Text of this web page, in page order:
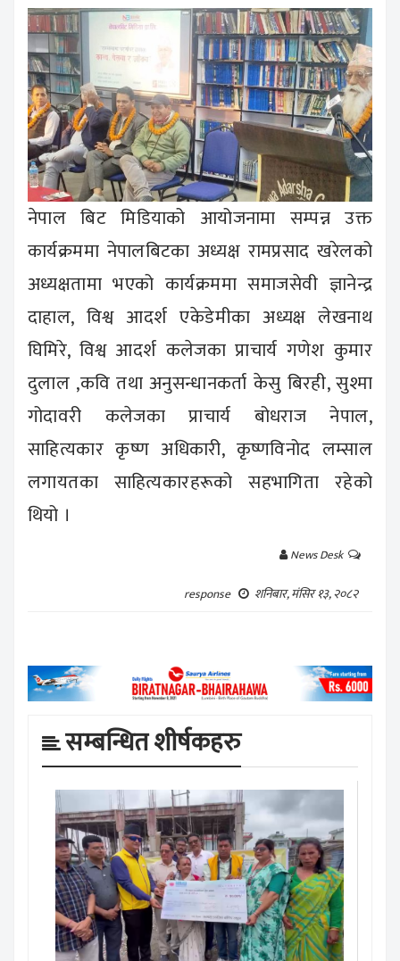
नेपाल बिट मिडियाको आयोजनामा सम्पन्न उक्त
कार्यक्रममा नेपालबिटका अध्यक्ष रामप्रसाद खरेलको
अध्यक्षतामा भएको कार्यक्रममा समाजसेवी ज्ञानेन्द्र
दाहाल, विश्व आदर्श एकेडेमीका अध्यक्ष लेखनाथ
घिमिरे, विश्व आदर्श कलेजका प्राचार्य गणेश कुमार
दुलाल ,कवि तथा अनुसन्धानकर्ता केसु बिरही, सुश्मा
गोदावरी कलेजका प्राचार्य बोधराज नेपाल,
साहित्यकार कृष्ण अधिकारी, कृष्णविनोद लम्साल
लगायतका साहित्यकारहरूको सहभागिता रहेको
थियो ।
News Desk
response
शनिबार, मंसिर १३, २०८२
सम्बन्धित शीर्षकहरु